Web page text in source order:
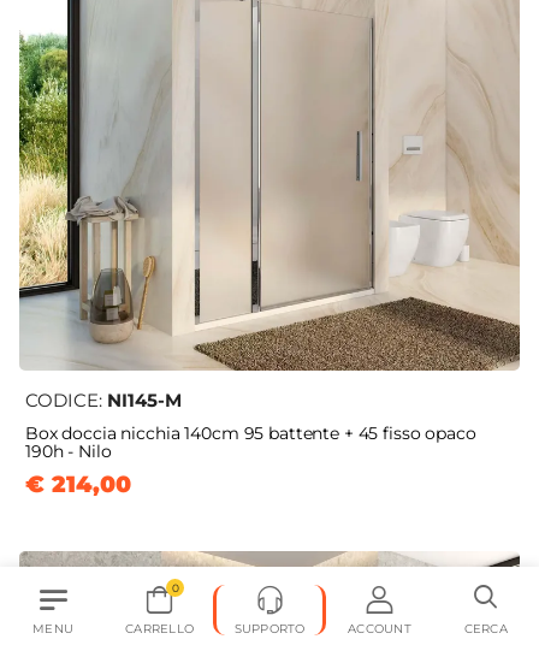
CODICE: NI145-M
Box doccia nicchia 140cm 95 battente + 45 fisso opaco
190h - Nilo
€ 214,00
MENU
0
CARRELLO SUPPORTO ACCOUNT CERCA